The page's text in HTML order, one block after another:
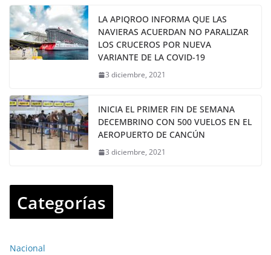
LA APIQROO INFORMA QUE LAS
NAVIERAS ACUERDAN NO PARALIZAR
LOS CRUCEROS POR NUEVA
VARIANTE DE LA COVID-19
3 diciembre, 2021
INICIA EL PRIMER FIN DE SEMANA
DECEMBRINO CON 500 VUELOS EN EL
AEROPUERTO DE CANCÚN
3 diciembre, 2021
Categorías
Nacional